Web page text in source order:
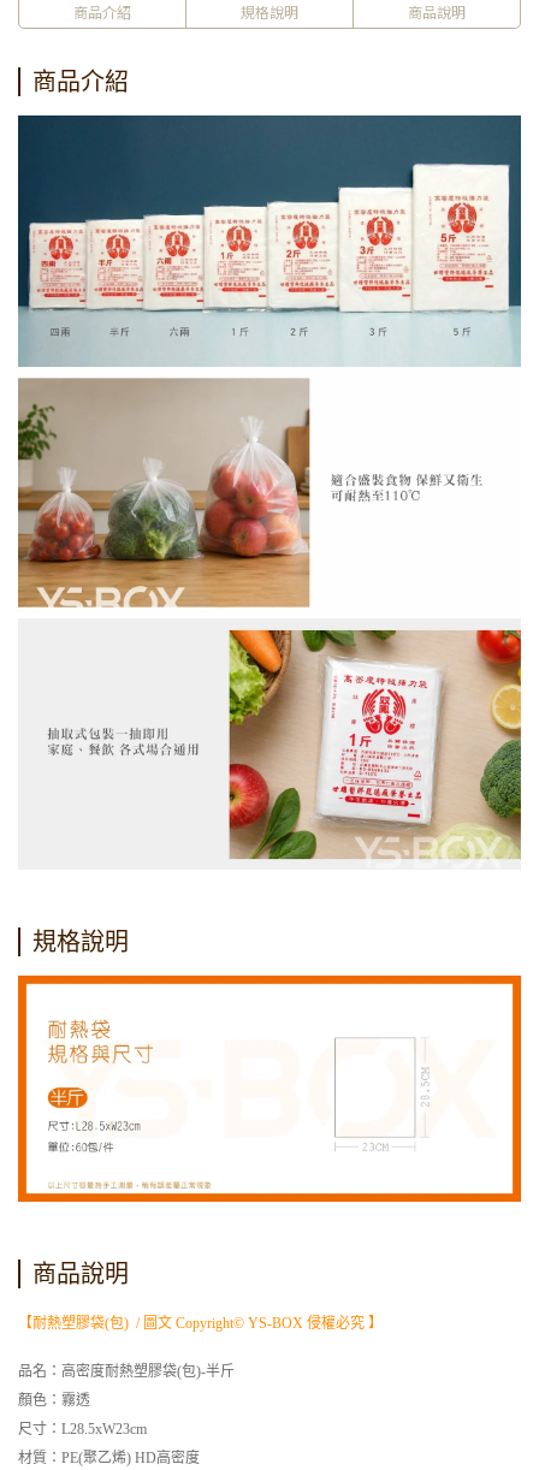
商品介紹 規格說明 商品說明
商品介紹
規格說明
商品說明
【耐熱塑膠袋(包) / 圖文 Copyright© YS-BOX 侵權必究 】
品名：高密度耐熱塑膠袋(包)-半斤
顏色：霧透
尺寸：L28.5xW23cm
材質：PE(聚乙烯) HD高密度